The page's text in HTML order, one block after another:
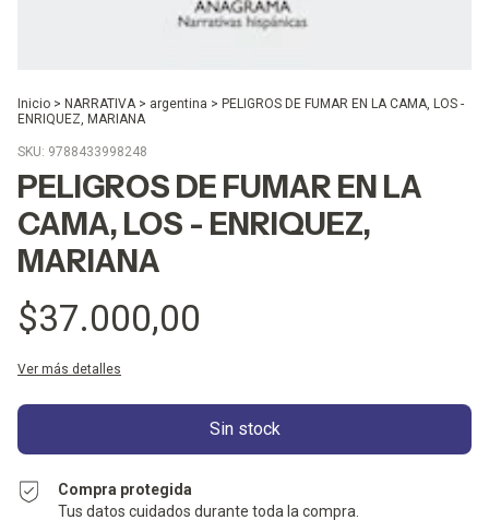
Inicio > NARRATIVA > argentina > PELIGROS DE FUMAR EN LA CAMA, LOS -
ENRIQUEZ, MARIANA
SKU: 9788433998248
PELIGROS DE FUMAR EN LA
CAMA, LOS - ENRIQUEZ,
MARIANA
$37.000,00
Ver más detalles
Compra protegida
Tus datos cuidados durante toda la compra.